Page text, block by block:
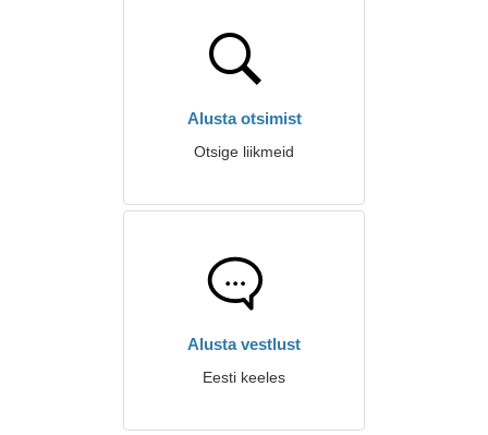
Alusta otsimist
Otsige liikmeid
Alusta vestlust
Eesti keeles